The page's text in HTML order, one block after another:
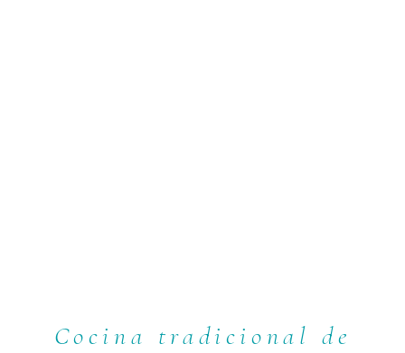
Cocina tradicional de